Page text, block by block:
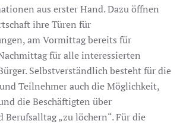
aus erster Hand. Dazu öffnen
ihre Türen für
am Vormittag bereits für
für alle interessierten
Selbstverständlich besteht für die
Teilnehmer auch die Möglichkeit,
die Beschäftigten über
Berufsalltag „zu löchern“. Für die